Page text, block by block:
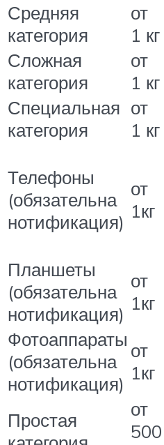
Средняя
категория
от
1 кг
Сложная
категория
от
1 кг
Специальная
категория
от
1 кг
Телефоны
(обязательна
нотификация)
от
1кг
Планшеты
(обязательна
нотификация)
от
1кг
Фотоаппараты
(обязательна
нотификация)
от
1кг
Простая
от
500